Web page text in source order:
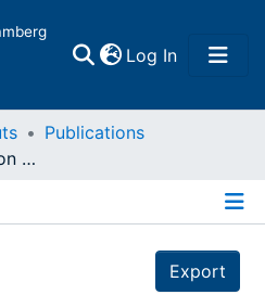
Log In(current)
Publications
Moralvorstellungen von Lernenden und ihre metaphorische Strukturierung : Eine kognitionslinguistische Analyse von Denkwelten zur Nutztierhaltung und zum Fleischkonsum im Biologieunterricht
Export